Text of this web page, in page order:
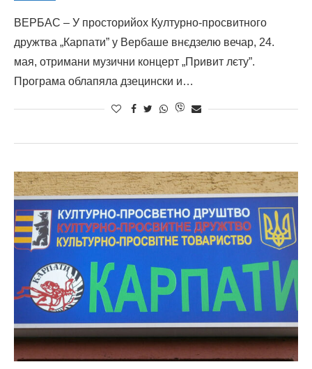
ВЕРБАС – У просторийох Културно-просвитного
дружтва „Карпати” у Вербаше внєдзелю вечар, 24.
мая, отримани музични концерт „Привит лєту”.
Програма облапяла дзецински и…